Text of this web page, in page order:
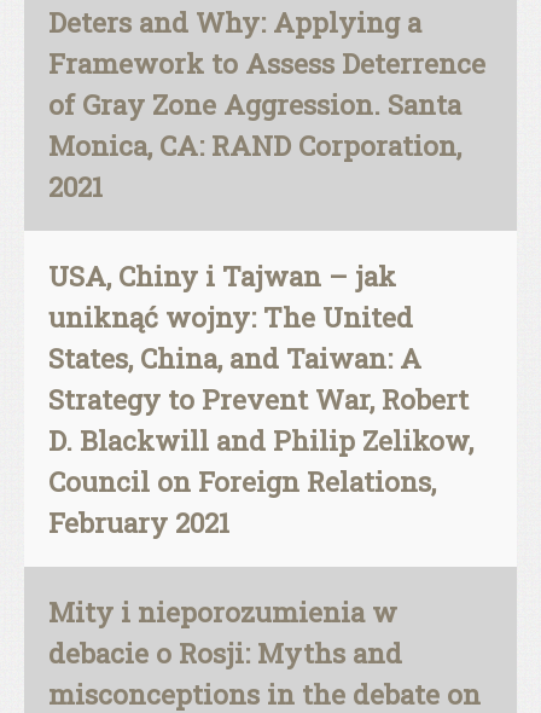
Deters and Why: Applying a
Framework to Assess Deterrence
of Gray Zone Aggression. Santa
Monica, CA: RAND Corporation,
2021
USA, Chiny i Tajwan – jak
uniknąć wojny: The United
States, China, and Taiwan: A
Strategy to Prevent War, Robert
D. Blackwill and Philip Zelikow,
Council on Foreign Relations,
February 2021
Mity i nieporozumienia w
debacie o Rosji: Myths and
misconceptions in the debate on